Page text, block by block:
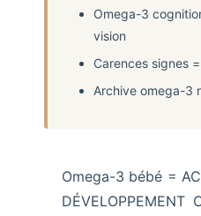
Omega-3
vision
Carences signes
Archive omega-3
Omega-3 bébé =
DÉVELOPPEMENT